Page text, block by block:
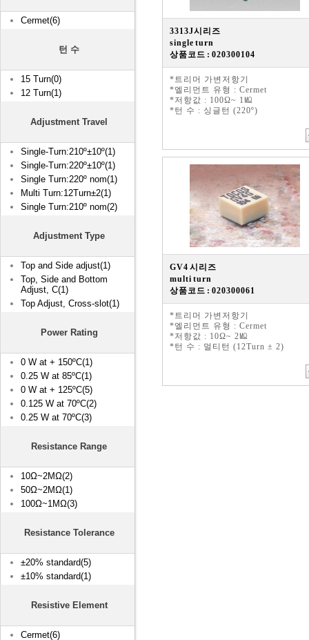
Cermet(6)
턴 수
15 Turn(0)
12 Turn(1)
Adjustment Travel
Single-Turn:210º±10º(1)
Single-Turn:220º±10º(1)
Single Turn:220º nom(1)
Multi Turn:12Turn±2(1)
Single Turn:210º nom(2)
Adjustment Type
Top and Side adjust(1)
Top, Side and Bottom
Adjust, C(1)
Top Adjust, Cross-slot(1)
Power Rating
0 W at + 150ºC(1)
0.25 W at 85ºC(1)
0 W at + 125ºC(5)
0.125 W at 70ºC(2)
0.25 W at 70ºC(3)
Resistance Range
10Ω~2MΩ(2)
50Ω~2MΩ(1)
100Ω~1MΩ(3)
Resistance Tolerance
±20% standard(5)
±10% standard(1)
Resistive Element
Cermet(6)
3313J시리즈
single turn
상품코드 : 020300104
*트리머 가변저항기
*엘리먼트 유형 : Cermet
*저항값 : 100Ω~ 1㏁
*턴 수 : 싱글턴 (220º)
GV4 시리즈
multi turn
상품코드 : 020300061
*트리머 가변저항기
*엘리먼트 유형 : Cermet
*저항값 : 10Ω~ 2㏁
*턴 수 : 멀티턴 (12Turn ± 2)